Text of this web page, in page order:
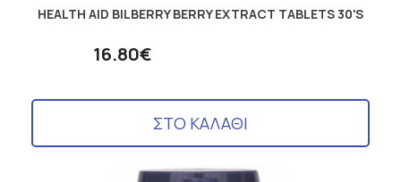
HEALTH AID BILBERRY BERRY EXTRACT TABLETS 30'S
16.80€
ΣΤΟ ΚΑΛΑΘΙ